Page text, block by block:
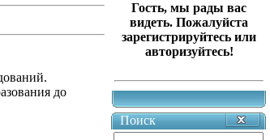
до
Гость, мы рады вас
видеть. Пожалуйста
зарегистрируйтесь или
авторизуйтесь!
Поиск